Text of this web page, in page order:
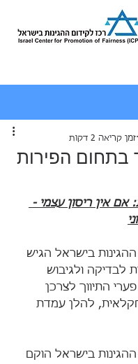
בתחום הפירות
זמן קריאה 2 דקות
אם אין ריסון עצמי -
בישראל הגיש
לבדיקה ולגיבוש
התיווך לצרכן
להלן עמדת
בישראל הוקם